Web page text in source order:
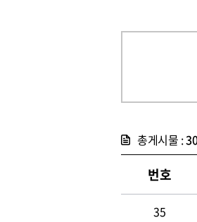
총게시물 :
번호
35